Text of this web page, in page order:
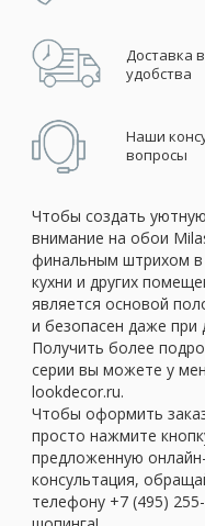
Доставка
удобства
Наши
вопросы
Чтобы создать
внимание на обои
финальным штрихом в
кухни и других
является основой
и безопасен даже при
Получить более
серии вы можете у
lookdecor.ru.
Чтобы оформить
просто нажмите
предложенную
консультация,
телефону +7 (495)